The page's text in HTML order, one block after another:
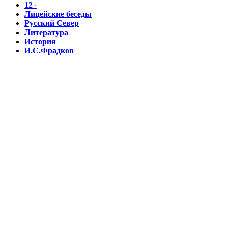
12+
Лицейские беседы
Русский Север
Литература
История
И.С.Фрадков